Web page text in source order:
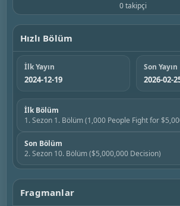
0 takipçi
Hızlı Bölüm
İlk Yayın
2024-12-19
Son Yayın
2026-02-
İlk Bölüm
1. Sezon 1. Bölüm (1,000 People Fight for
Son Bölüm
2. Sezon 10. Bölüm ($5,000,000 Decision)
Fragmanlar